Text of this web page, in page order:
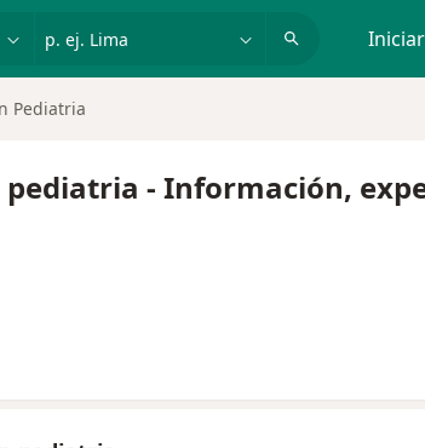
Pediatria
- Información,